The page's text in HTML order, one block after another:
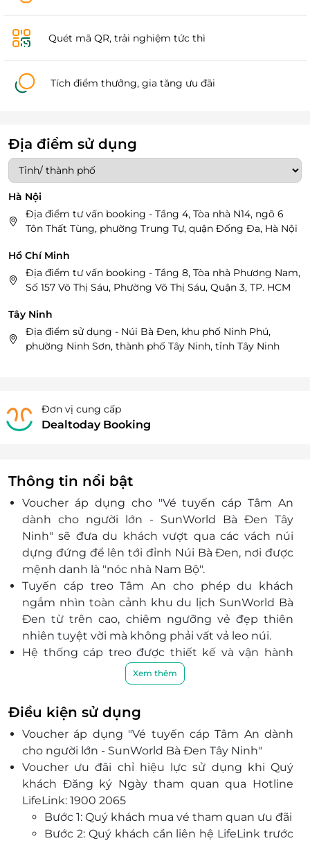
Quét mã QR, trải nghiệm tức thì
Tích điểm thưởng, gia tăng ưu đãi
Địa điểm sử dụng
Hà Nội
Địa điểm tư vấn booking - Tầng 4, Tòa nhà N14, ngõ 6
Tôn Thất Tùng, phường Trung Tự, quận Đống Đa, Hà Nội
Hồ Chí Minh
Địa điểm tư vấn booking - Tầng 8, Tòa nhà Phương Nam,
Số 157 Võ Thị Sáu, Phường Võ Thị Sáu, Quận 3, TP. HCM
Tây Ninh
Địa điểm sử dụng - Núi Bà Đen, khu phố Ninh Phú,
phường Ninh Sơn, thành phố Tây Ninh, tỉnh Tây Ninh
Đơn vị cung cấp
Dealtoday Booking
Thông tin nổi bật
Voucher áp dụng cho "Vé tuyến cáp Tâm An
dành cho người lớn - SunWorld Bà Đen Tây
Ninh"sẽ đưa du khách vượt qua các vách núi
dựng đứng để lên tới đỉnh Núi Bà Đen, nơi được
mệnh danh là "nóc nhà Nam Bộ".
Tuyến cáp treo Tâm An cho phép du khách
ngắm nhìn toàn cảnh khu du lịch SunWorld Bà
Đen từ trên cao, chiêm ngưỡng vẻ đẹp thiên
nhiên tuyệt vời mà không phải vất vả leo núi.
Hệ thống cáp treo được thiết kế và vận hành
theo tiêu chuẩn quốc tế, đảm bảo sự an toàn
tuyệt đối cho du khách trong suốt hành trình.
Đây là cơ hội tuyệt vời để du khách khám phá
những công trình tâm linh độc đáo, giúp kết nối
tâm hồn với không gian thiêng liêng tại đỉnh Núi
Bà Đen.
Xem thêm
Điều kiện sử dụng
Voucher áp dụng "Vé tuyến cáp Tâm An dành
cho người lớn - SunWorld Bà Đen Tây Ninh"
Voucher ưu đãi chỉ hiệu lực sử dụng khi Quý
khách Đăng ký Ngày tham quan qua Hotline
LifeLink: 1900 2065
Bước 1: Quý khách mua vé tham quan ưu đãi
Bước 2: Quý khách cần liên hệ LifeLink trước